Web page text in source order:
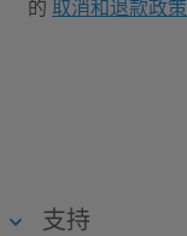
的 取消和退款政策
支持